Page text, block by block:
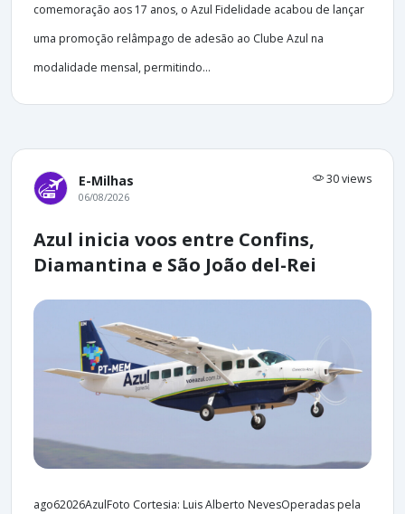
comemoração aos 17 anos, o Azul Fidelidade acabou de lançar
uma promoção relâmpago de adesão ao Clube Azul na
modalidade mensal, permitindo...
E-Milhas 30 views
06/08/2026
Azul inicia voos entre Confins,
Diamantina e São João del-Rei
ago62026AzulFoto Cortesia: Luis Alberto NevesOperadas pela